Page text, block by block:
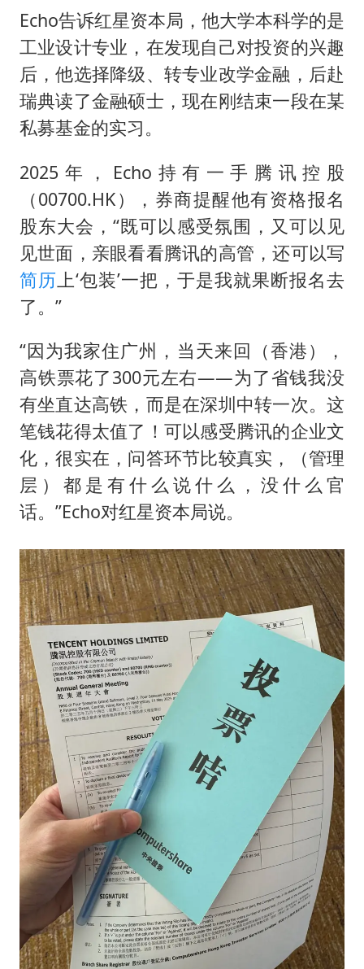
Echo告诉红星资本局，他大学本科学的是
工业设计专业，在发现自己对投资的兴趣
后，他选择降级、转专业改学金融，后赴
瑞典读了金融硕士，现在刚结束一段在某
私募基金的实习。
2025年，Echo持有一手腾讯控股
（00700.HK），券商提醒他有资格报名
股东大会，“既可以感受氛围，又可以见
见世面，亲眼看看腾讯的高管，还可以写
简历上‘包装’一把，于是我就果断报名去
了。”
“因为我家住广州，当天来回（香港），
高铁票花了300元左右——为了省钱我没
有坐直达高铁，而是在深圳中转一次。这
笔钱花得太值了！可以感受腾讯的企业文
化，很实在，问答环节比较真实，（管理
层）都是有什么说什么，没什么官
话。”Echo对红星资本局说。